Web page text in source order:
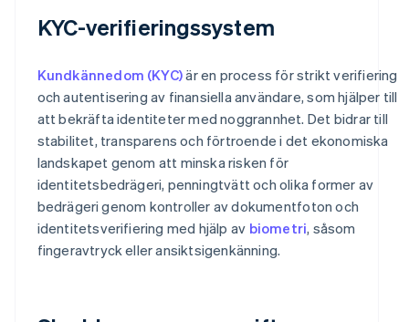
KYC-verifieringssystem
Kundkännedom (KYC)är en process för strikt verifiering
och autentisering av finansiella användare, som hjälper till
att bekräfta identiteter med noggrannhet. Det bidrar till
stabilitet, transparens och förtroende i det ekonomiska
landskapet genom att minska risken för
identitetsbedrägeri, penningtvätt och olika former av
bedrägeri genom kontroller av dokumentfoton och
identitetsverifiering med hjälp av biometri, såsom
fingeravtryck eller ansiktsigenkänning.